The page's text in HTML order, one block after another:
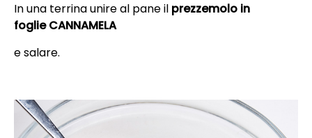
In una terrina unire al pane il prezzemolo in
foglie CANNAMELA
e salare.